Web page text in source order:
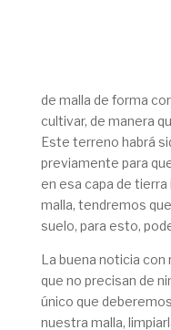
de malla de forma
cultivar, de manera
Este terreno habrá
previamente para
en esa capa de tierra
malla, tendremos
suelo, para esto,
La buena noticia
que no precisan de
único que
nuestra malla,